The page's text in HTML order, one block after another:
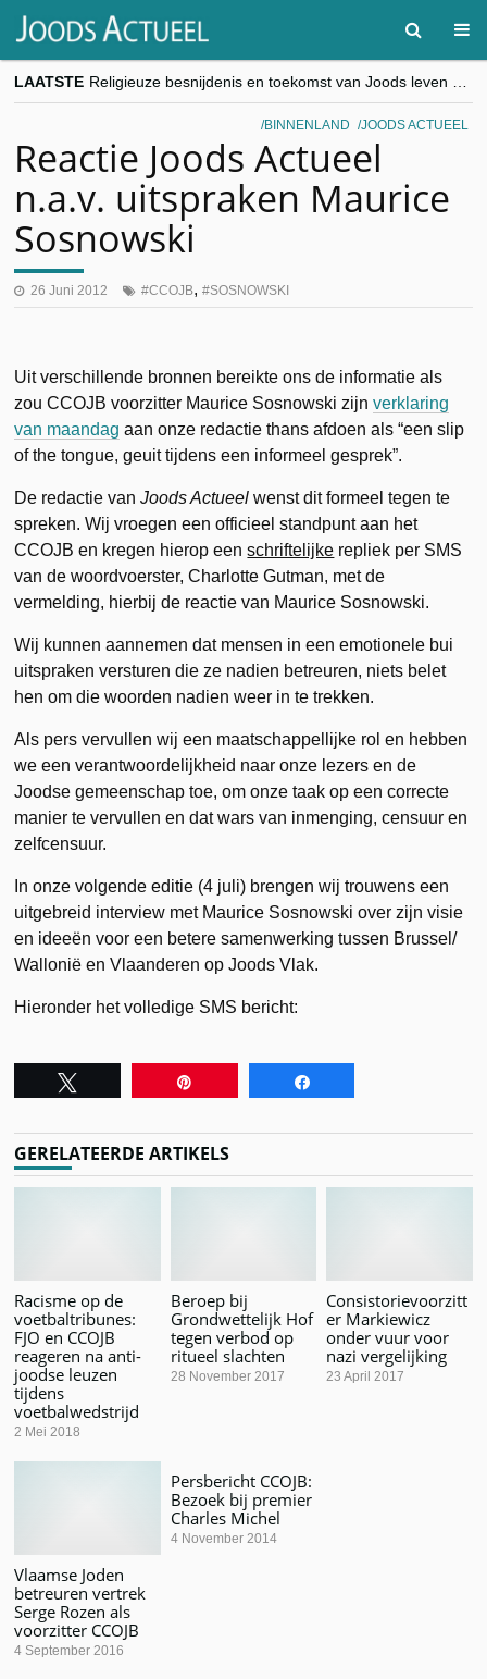
LAATSTE
“Besnijdenisdebat toont hoe moeilijk seculiere Westen minderheden begrijpt”, Jinnih Beels (Vooruit)
CITYTRIP | ROEMENIË – Boekarest: de verrassing van Oost-Europa
BINNENLAND JOODS ACTUEEL
Reactie Joods Actueel
n.a.v. uitspraken Maurice
Sosnowski
26 Juni 2012 CCOJB, SOSNOWSKI
Uit verschillende bronnen bereikte ons de informatie als
zou CCOJB voorzitter Maurice Sosnowski zijnverklaring
van maandag aan onze redactie thans afdoen als “een slip
of the tongue, geuit tijdens een informeel gesprek”.
De redactie vanJoods Actueel wenst dit formeel tegen te
spreken. Wij vroegen een officieel standpunt aan het
CCOJB en kregen hierop eenschriftelijke repliek per SMS
van de woordvoerster, Charlotte Gutman, met de
vermelding, hierbij de reactie van Maurice Sosnowski.
Wij kunnen aannemen dat mensen in een emotionele bui
uitspraken versturen die ze nadien betreuren, niets belet
hen om die woorden nadien weer in te trekken.
Als pers vervullen wij een maatschappellijke rol en hebben
we een verantwoordelijkheid naar onze lezers en de
Joodse gemeenschap toe, om onze taak op een correcte
manier te vervullen en dat wars van inmenging, censuur en
zelfcensuur.
In onze volgende editie (4 juli) brengen wij trouwens een
uitgebreid interview met Maurice Sosnowski over zijn visie
en ideeën voor een betere samenwerking tussen Brussel/
Wallonië en Vlaanderen op Joods Vlak.
Hieronder het volledige SMS bericht:
GERELATEERDE ARTIKELS
Racisme op de
voetbaltribunes:
FJO en CCOJB
reageren na anti-
joodse leuzen
tijdens
voetbalwedstrijd
2 Mei 2018
Beroep bij
Grondwettelijk Hof
tegen verbod op
ritueel slachten
28 November 2017
Consistorievoorzitt
er Markiewicz
onder vuur voor
nazi vergelijking
23 April 2017
Vlaamse Joden
betreuren vertrek
Serge Rozen als
voorzitter CCOJB
4 September 2016
Persbericht CCOJB:
Bezoek bij premier
Charles Michel
4 November 2014